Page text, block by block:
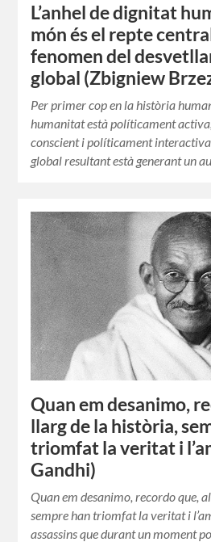
L’anhel de dignitat
món és el repte
fenomen del
global (Zbigniew
Per primer cop en la història
humanitat està políticament
conscient i políticament
global resultant està generant un
Quan em desanimo,
llarg de la història,
triomfat la veritat i
Gandhi)
Quan em desanimo, recordo que,
sempre han triomfat la veritat i
assassins que durant un moment